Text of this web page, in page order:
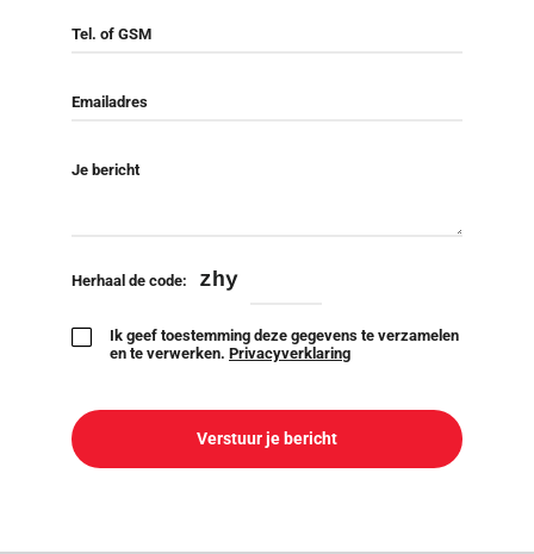
Tel. of GSM
Emailadres
Je bericht
Herhaal de code: zhy
Ik geef toestemming deze gegevens te verzamelen
en te verwerken. Privacyverklaring